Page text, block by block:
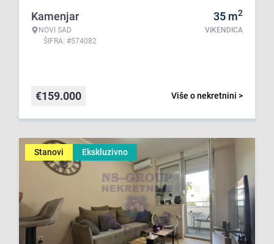
Kamenjar
NOVI SAD
ŠIFRA: #574082
35 m2
VIKENDICA
Više o nekretnini >
€159.000
Stanovi Ekskluzivno